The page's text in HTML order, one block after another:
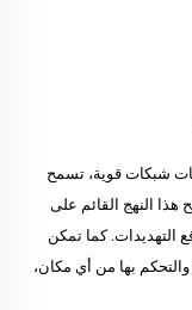
شبكات قوية، تسمح
النهج القائم على
التهديدات. كما تمكن
بها من أي مكان،